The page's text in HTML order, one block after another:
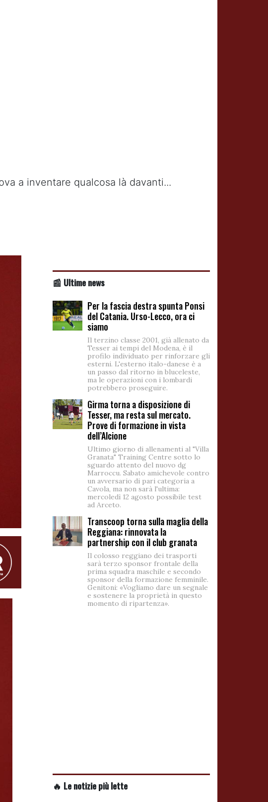
a inventare qualcosa là davanti...
📰 Ultime news
Per la fascia destra spunta Ponsi
del Catania. Urso-Lecco, ora ci
siamo
Il terzino classe 2001, già allenato da
Tesser ai tempi del Modena, è il
profilo individuato per rinforzare gli
esterni. L'esterno italo-danese è a
un passo dal ritorno in bluceleste,
ma le operazioni con i lombardi
potrebbero proseguire.
Girma torna a disposizione di
Tesser, ma resta sul mercato.
Prove di formazione in vista
dell’Alcione
Ultimo giorno di allenamenti al "Villa
Granata" Training Centre sotto lo
sguardo attento del nuovo dg
Marroccu. Sabato amichevole contro
un avversario di pari categoria a
Cavola, ma non sarà l'ultima:
mercoledì 12 agosto possibile test
ad Arceto.
Transcoop torna sulla maglia della
Reggiana: rinnovata la
partnership con il club granata
Il colosso reggiano dei trasporti
sarà terzo sponsor frontale della
prima squadra maschile e secondo
sponsor della formazione femminile.
Genitoni: «Vogliamo dare un segnale
e sostenere la proprietà in questo
momento di ripartenza».
🔥 Le notizie più lette